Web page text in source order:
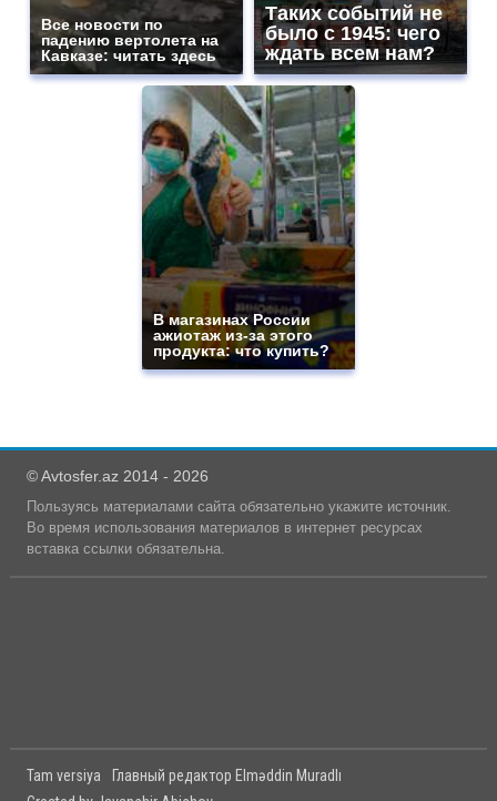
Все новости по
падению вертолета на
Кавказе: читать здесь
Таких событий не
было с 1945: чего
ждать всем нам?
В магазинах России
ажиотаж из-за этого
продукта: что купить?
© Avtosfer.az 2014 - 2026
Пользуясь материалами сайта обязательно укажите источник.
Во время использования материалов в интернет ресурсах
вставка ссылки обязательна.
Tam versiya
Главный редактор Elməddin Muradlı